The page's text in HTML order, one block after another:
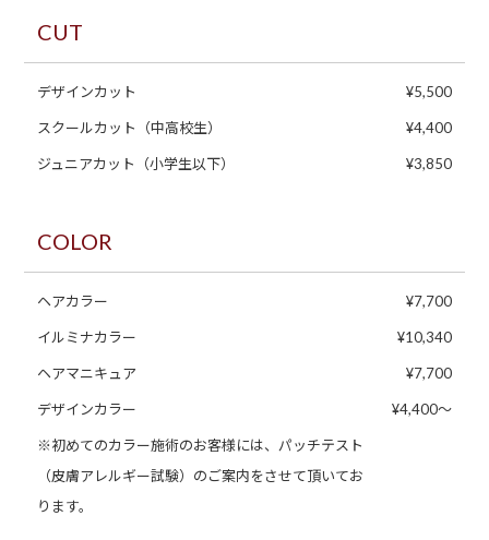
CUT
デザインカット ¥5,500
スクールカット（中高校生） ¥4,400
ジュニアカット（小学生以下） ¥3,850
COLOR
ヘアカラー ¥7,700
イルミナカラー ¥10,340
ヘアマニキュア ¥7,700
デザインカラー ¥4,400〜
※初めてのカラー施術のお客様には、パッチテスト
（皮膚アレルギー試験）のご案内をさせて頂いてお
ります。